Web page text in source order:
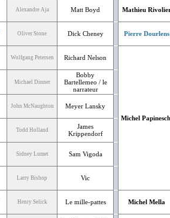
Alexandre Aja Matt Boyd Mathieu
Oliver Stone Dick Cheney Pierre Dourlens
Wolfgang Petersen Richard Nelson
Michel
Michael Dinner
Bobby
Bartellemeo / le
narrateur
John McNaughton Meyer Lansky
Todd Holland
James
Krippendorf
Sidney Lumet Sam Vigoda
Larry Bishop Vic
Henry Selick Le mille-pattes Michel Mella